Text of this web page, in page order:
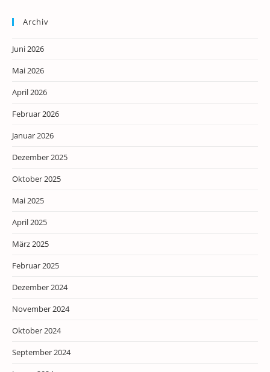
Archiv
Juni 2026
Mai 2026
April 2026
Februar 2026
Januar 2026
Dezember 2025
Oktober 2025
Mai 2025
April 2025
März 2025
Februar 2025
Dezember 2024
November 2024
Oktober 2024
September 2024